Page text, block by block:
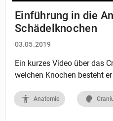
Einführung in die
Schädelknochen
03.05.2019
Ein kurzes Video über das
welchen Knochen besteht
Anatomie